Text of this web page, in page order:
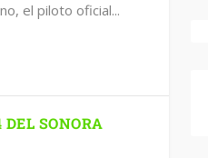
el piloto oficial...
SONORA